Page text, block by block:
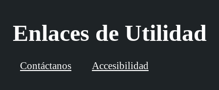
Enlaces de Utilidad
Contáctanos Accesibilidad